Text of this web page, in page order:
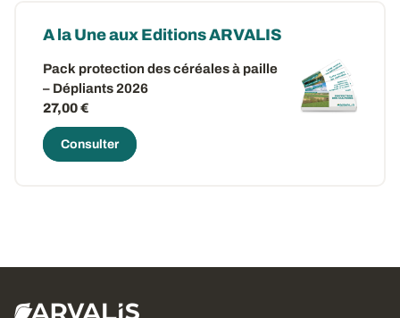
A la Une aux Editions ARVALIS
Pack protection des céréales à paille
– Dépliants 2026
27,00 €
Consulter